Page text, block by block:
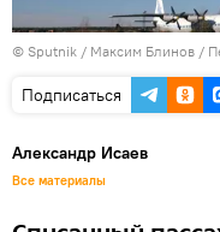
© Sputnik / Максим Блинов /
Подписаться
Александр Исаев
Все материалы